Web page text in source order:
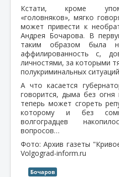
Кстати, кроме
«головняков», мягко
может привести к
Андрея Бочарова. В
таким образом была
аффилированность с,
личностями, за которыми
полукриминальных
А что касается
говорится, дыма без
теперь может сгореть
которому и без
волгоградцев
вопросов…
Фото: Архив газеты
Volgograd-inform.ru
Бочаров